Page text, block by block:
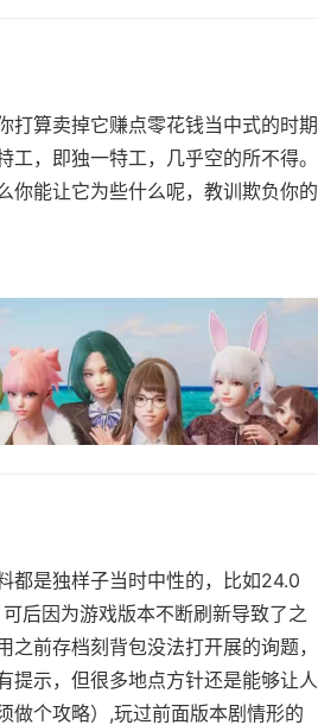
打算卖掉它赚点零花钱当中式的时期
，即独一特工，几乎空的所不得。
你能让它为些什么呢，教训欺负你的
都是独样子当时中性的，比如24.0
后因为游戏版本不断刷新导致了之
前存档刻背包没法打开展的询题，
提示，但很多地点方针还是能够让人
做个攻略）,玩过前面版本剧情形的